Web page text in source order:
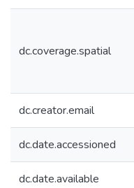
dc.coverage.spatial
dc.creator.email
dc.date.accessioned
dc.date.available